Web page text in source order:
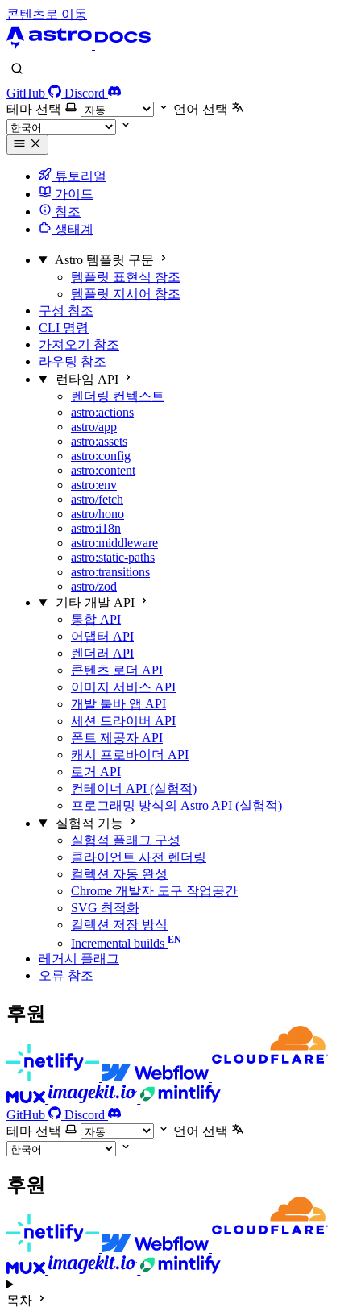
콘텐츠로 이동
GitHub
Discord
테마 선택
언어 선택
튜토리얼
가이드
참조
생태계
Astro 템플릿 구문
템플릿 표현식 참조
템플릿 지시어 참조
구성 참조
CLI 명령
가져오기 참조
라우팅 참조
런타임 API
렌더링 컨텍스트
astro:actions
astro/app
astro:assets
astro:config
astro:content
astro:env
astro/fetch
astro/hono
astro:i18n
astro:middleware
astro:static-paths
astro:transitions
astro/zod
기타 개발 API
통합 API
어댑터 API
렌더러 API
콘텐츠 로더 API
이미지 서비스 API
개발 툴바 앱 API
세션 드라이버 API
폰트 제공자 API
캐시 프로바이더 API
로거 API
컨테이너 API (실험적)
프로그래밍 방식의 Astro API (실험적)
실험적 기능
실험적 플래그 구성
클라이언트 사전 렌더링
컬렉션 자동 완성
Chrome 개발자 도구 작업공간
SVG 최적화
컬렉션 저장 방식
Incremental builds
레거시 플래그
오류 참조
후원
GitHub
Discord
테마 선택
언어 선택
후원
목차